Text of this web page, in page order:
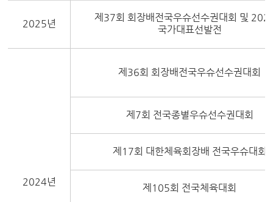
2025년
제37회 회장배전국우슈선수권대회 및
국가대표선발전
2024년
제36회 회장배전국우슈선수권대회
제7회 전국종별우슈선수권대회
제17회 대한체육회장배 전국우슈대회
제105회 전국체육대회